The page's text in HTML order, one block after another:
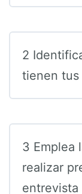
2
tienen
3 Emplea
realizar
entrevista